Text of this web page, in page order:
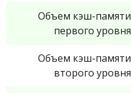
Объем кэш-памяти
первого уровня
Объем кэш-памяти
второго уровня